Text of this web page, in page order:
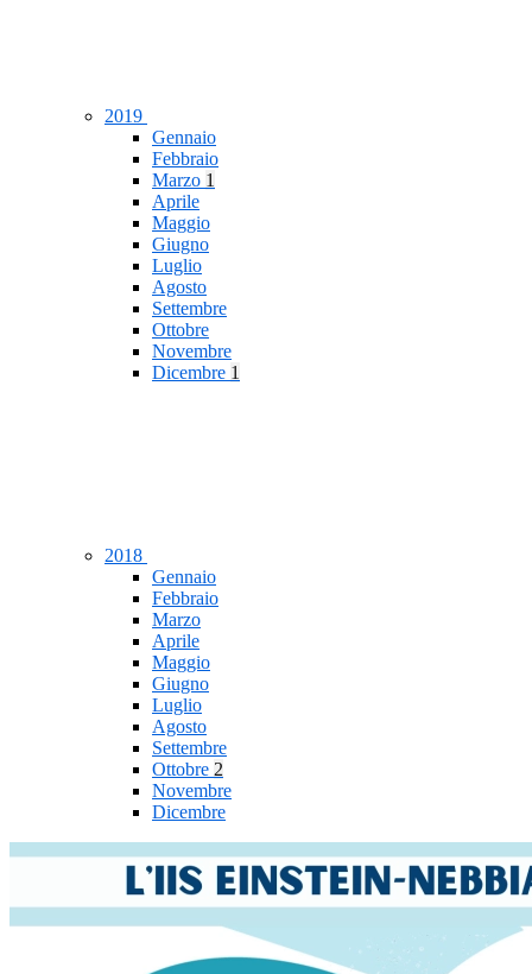
2019
Gennaio
Febbraio
Marzo 1
Aprile
Maggio
Giugno
Luglio
Agosto
Settembre
Ottobre
Novembre
Dicembre 1
2018
Gennaio
Febbraio
Marzo
Aprile
Maggio
Giugno
Luglio
Agosto
Settembre
Ottobre 2
Novembre
Dicembre